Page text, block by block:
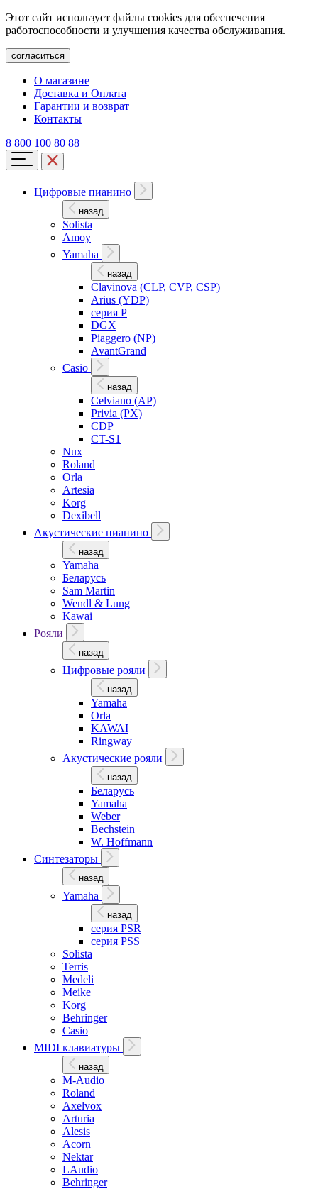
Этот сайт использует файлы cookies для обеспечения
работоспособности и улучшения качества обслуживания.
согласиться
О магазине
Доставка и Оплата
Гарантии и возврат
Контакты
8 800 100 80 88
Цифровые пианино
назад
Solista
Amoy
Yamaha
назад
Clavinova (CLP, CVP, CSP)
Arius (YDP)
серия P
DGX
Piaggero (NP)
AvantGrand
Casio
назад
Celviano (AP)
Privia (PX)
CDP
CT-S1
Nux
Roland
Orla
Artesia
Korg
Dexibell
Акустические пианино
назад
Yamaha
Беларусь
Sam Martin
Wendl & Lung
Kawai
Рояли
назад
Цифровые рояли
назад
Yamaha
Orla
KAWAI
Ringway
Акустические рояли
назад
Беларусь
Yamaha
Weber
Bechstein
W. Hoffmann
Синтезаторы
назад
Yamaha
назад
серия PSR
серия PSS
Solista
Terris
Medeli
Meike
Korg
Behringer
Casio
MIDI клавиатуры
назад
M-Audio
Roland
Axelvox
Arturia
Alesis
Acorn
Nektar
LAudio
Behringer